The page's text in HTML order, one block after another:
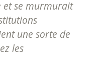
et se murmurait
une sorte de
les